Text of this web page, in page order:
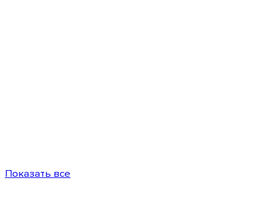
Показать все